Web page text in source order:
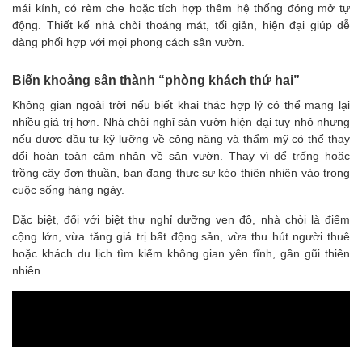
mái kính, có rèm che hoặc tích hợp thêm hệ thống đóng mở tự
động. Thiết kế nhà chòi thoáng mát, tối giản, hiện đại giúp dễ
dàng phối hợp với mọi phong cách sân vườn.
Biến khoảng sân thành “phòng khách thứ hai”
Không gian ngoài trời nếu biết khai thác hợp lý có thể mang lại
nhiều giá trị hơn. Nhà chòi nghỉ sân vườn hiện đại tuy nhỏ nhưng
nếu được đầu tư kỹ lưỡng về công năng và thẩm mỹ có thể thay
đổi hoàn toàn cảm nhận về sân vườn. Thay vì để trống hoặc
trồng cây đơn thuần, bạn đang thực sự kéo thiên nhiên vào trong
cuộc sống hàng ngày.
Đặc biệt, đối với biệt thự nghỉ dưỡng ven đô, nhà chòi là điểm
cộng lớn, vừa tăng giá trị bất động sản, vừa thu hút người thuê
hoặc khách du lịch tìm kiếm không gian yên tĩnh, gần gũi thiên
nhiên.